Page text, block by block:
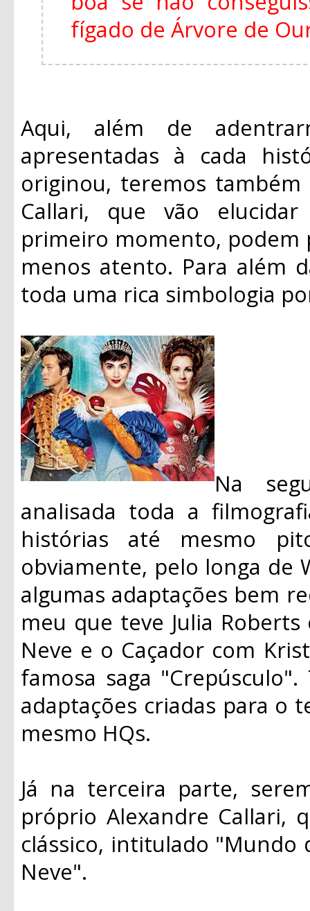
fígado de Árvore de
Aqui, além de
apresentadas à cada
originou, teremos
Callari, que vão
primeiro momento, podem
menos atento. Para além
toda uma rica simbologia
Na
analisada toda a
histórias até mesmo
obviamente, pelo longa de
algumas adaptações bem
meu que teve Julia
Neve e o Caçador com
famosa saga
adaptações criadas para o
mesmo HQs.
Já na terceira parte,
próprio Alexandre Callari,
clássico, intitulado "Mundo
Neve".